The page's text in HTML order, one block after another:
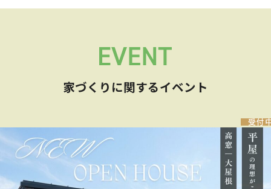
家づくりに関するイベント
受付